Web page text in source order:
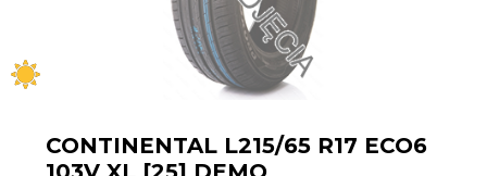
CONTINENTAL L215/65 R17 ECO6